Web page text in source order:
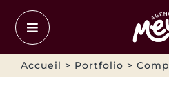
Passer
contenu
Accueil > Portfolio >